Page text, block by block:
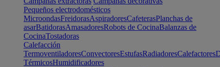
Pequeños electrodomésticos
MicroondasFreidorasAspiradoresCafeterasPlanchas de
asarBatidorasAmasadoresRobots de CocinaBalanzas de
CocinaTostadoras
Calefacción
TermoventiladoresConvectoresEstufasRadiadoresCalefactores
TérmicosHumidificadores